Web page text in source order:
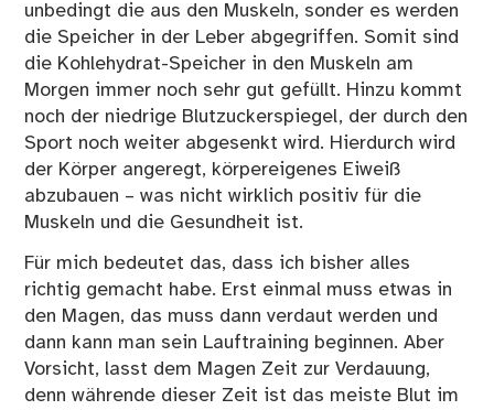
unbedingt die aus den Muskeln, sonder es werden
die Speicher in der Leber abgegriffen. Somit sind
die Kohlehydrat-Speicher in den Muskeln am
Morgen immer noch sehr gut gefüllt. Hinzu kommt
noch der niedrige Blutzuckerspiegel, der durch den
Sport noch weiter abgesenkt wird. Hierdurch wird
der Körper angeregt, körpereigenes Eiweiß
abzubauen – was nicht wirklich positiv für die
Muskeln und die Gesundheit ist.
Für mich bedeutet das, dass ich bisher alles
richtig gemacht habe. Erst einmal muss etwas in
den Magen, das muss dann verdaut werden und
dann kann man sein Lauftraining beginnen. Aber
Vorsicht, lasst dem Magen Zeit zur Verdauung,
denn währende dieser Zeit ist das meiste Blut im